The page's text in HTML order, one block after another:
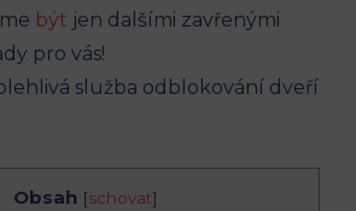
být jen dalšími‍ zavřenými
pro vás!
Obsah [schovat]